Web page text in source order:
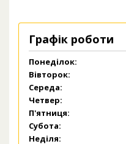
Графік роботи
Понеділок:
Вівторок:
Середа:
Четвер:
П'ятниця:
Субота:
Неділя: